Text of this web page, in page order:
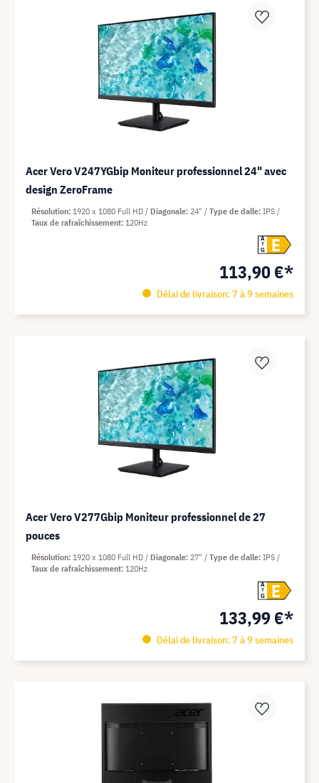
Acer Vero V247YGbip Moniteur professionnel 24" avec
design ZeroFrame
A
G
E
113,90 €*
Délai de livraison: 7 à 9 semaines
Résolution 1920 x 1080 Full HD Diagonale 24" Type de dalle IPS
Taux de rafraîchissement 120Hz
Acer Vero V277Gbip Moniteur professionnel de 27
pouces
A
G
E
133,99 €*
Délai de livraison: 7 à 9 semaines
Résolution 1920 x 1080 Full HD Diagonale 27" Type de dalle IPS
Taux de rafraîchissement 120Hz